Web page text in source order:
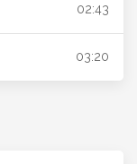
02:43
03:20